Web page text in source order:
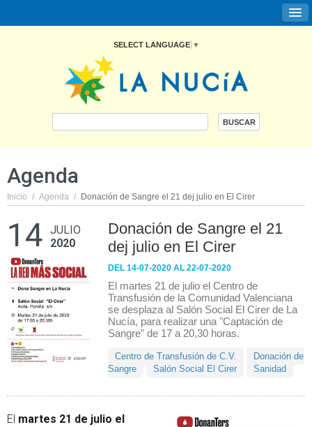
SELECT LANGUAGE ▼
Agenda
Inicio / Agenda / Donación de Sangre el 21 dej julio en El Cirer
14 JULIO
2020
Donación de Sangre el 21
dej julio en El Cirer
DEL 14-07-2020 AL 22-07-2020
El martes 21 de julio el Centro de
Transfusión de la Comunidad Valenciana
se desplaza al Salón Social El Cirer de La
Nucía, para realizar una "Captación de
Sangre" de 17 a 20,30 horas.
Centro de Transfusión de C.V.
Donación de
Sangre
Salón Social El Cirer Sanidad
El martes 21 de julio el